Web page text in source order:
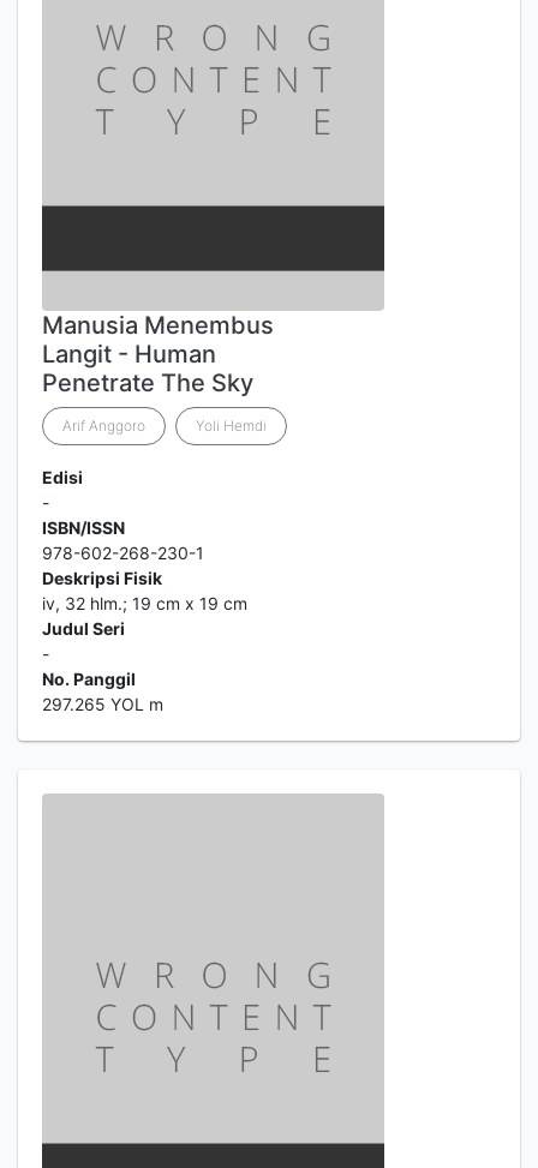
Manusia Menembus
Langit - Human
Penetrate The Sky
Arif Anggoro Yoli Hemdi
Edisi
-
ISBN/ISSN
978-602-268-230-1
Deskripsi Fisik
iv, 32 hlm.; 19 cm x 19 cm
Judul Seri
-
No. Panggil
297.265 YOL m